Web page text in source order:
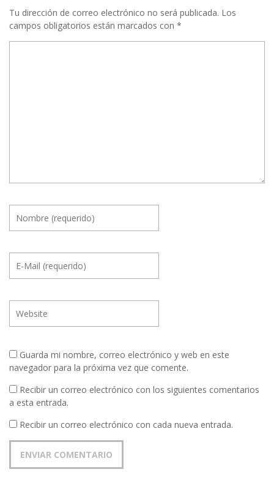
Tu dirección de correo electrónico no será publicada. Los
campos obligatorios están marcados con *
Guarda mi nombre, correo electrónico y web en este
navegador para la próxima vez que comente.
Recibir un correo electrónico con los siguientes comentarios
a esta entrada.
Recibir un correo electrónico con cada nueva entrada.